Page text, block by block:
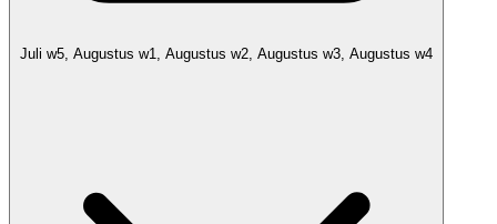
Juli w5, Augustus w1, Augustus w2, Augustus w3, Augustus w4